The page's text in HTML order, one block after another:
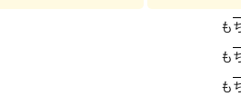
も
も
も